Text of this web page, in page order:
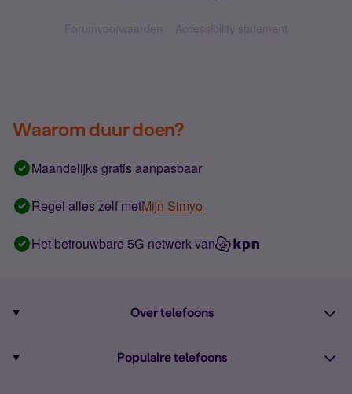
Forumvoorwaarden Accessibility statement
Waarom duur doen?
Maandelijks gratis aanpasbaar
Regel alles zelf metMijn Simyo
Het betrouwbare 5G-netwerk van
Over telefoons
Populaire telefoons